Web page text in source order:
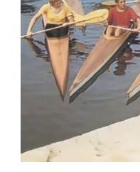
ФОТОГРАФІЇ